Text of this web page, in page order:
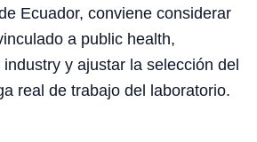
Ecuador, conviene considerar
a public health,
y ajustar la selección del
real de trabajo del laboratorio.